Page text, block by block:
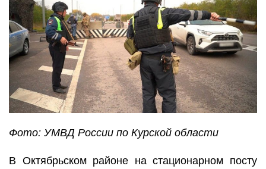
Фото: УМВД России по Курской области
В Октябрьском районе на стационарном посту